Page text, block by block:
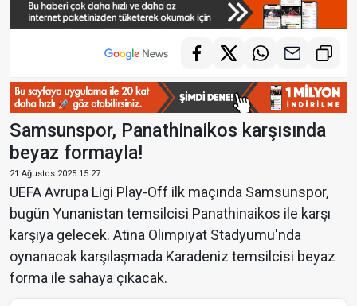
Samsunspor, Panathinaikos karşısında
beyaz formayla!
21 Ağustos 2025 15:27
UEFA Avrupa Ligi Play-Off ilk maçında Samsunspor,
bugün Yunanistan temsilcisi Panathinaikos ile karşı
karşıya gelecek. Atina Olimpiyat Stadyumu'nda
oynanacak karşılaşmada Karadeniz temsilcisi beyaz
forma ile sahaya çıkacak.